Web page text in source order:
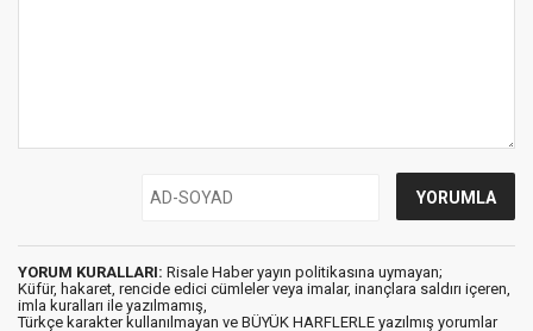
YORUM KURALLARI: Risale Haber yayın politikasına uymayan;
Küfür, hakaret, rencide edici cümleler veya imalar, inançlara saldırı içeren,
imla kuralları ile yazılmamış,
Türkçe karakter kullanılmayan ve BÜYÜK HARFLERLE yazılmış yorumlar